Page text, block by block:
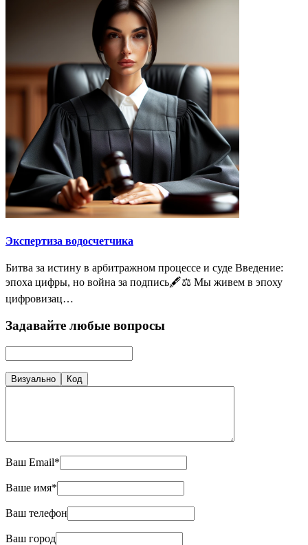
Экспертиза водосчетчика
Битва за истину в арбитражном процессе и суде Введение:
эпоха цифры, но война за подпись🖋️⚖️ Мы живем в эпоху
цифровизац…
Задавайте любые вопросы
Визуально Код
Ваш Email*
Ваше имя*
Ваш телефон
Ваш город